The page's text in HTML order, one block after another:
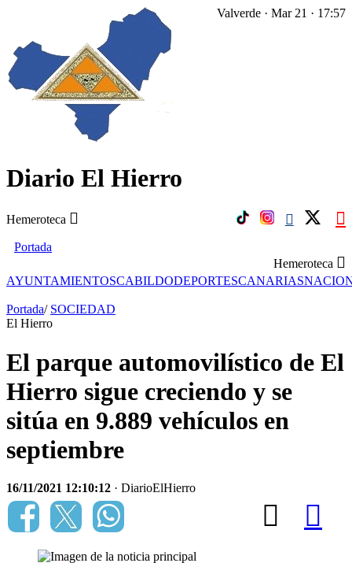
Diario El Hierro
Hemeroteca
Valverde · Mar 21 · 17:57
Portada
Hemeroteca
AYUNTAMIENTOSCABILDODEPORTESCANARIAS
Portada/ SOCIEDAD
El Hierro
El parque automovilístico de El
Hierro sigue creciendo y se
sitúa en 9.889 vehículos en
septiembre
16/11/2021 12:10:12 · DiarioElHierro